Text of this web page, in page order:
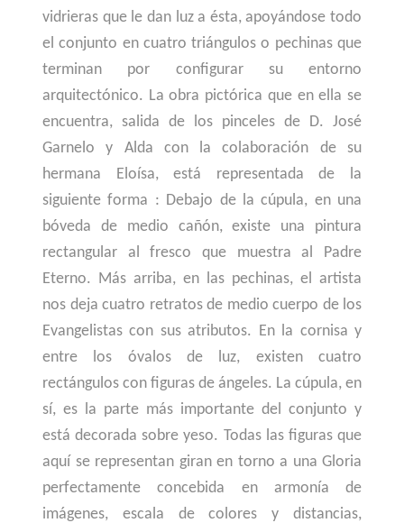
vidrieras que le dan luz a ésta, apoyándose todo
el conjunto en cuatro triángulos o pechinas que
terminan por configurar su entorno
arquitectónico. La obra pictórica que en ella se
encuentra, salida de los pinceles de D. José
Garnelo y Alda con la colaboración de su
hermana Eloísa, está representada de la
siguiente forma : Debajo de la cúpula, en una
bóveda de medio cañón, existe una pintura
rectangular al fresco que muestra al Padre
Eterno. Más arriba, en las pechinas, el artista
nos deja cuatro retratos de medio cuerpo de los
Evangelistas con sus atributos. En la cornisa y
entre los óvalos de luz, existen cuatro
rectángulos con figuras de ángeles. La cúpula, en
sí, es la parte más importante del conjunto y
está decorada sobre yeso. Todas las figuras que
aquí se representan giran en torno a una Gloria
perfectamente concebida en armonía de
imágenes, escala de colores y distancias,